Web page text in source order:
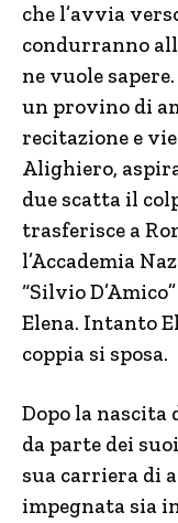
che l’avvia
condurranno
ne vuole
un provino di
recitazione e
Alighiero,
due scatta il
trasferisce a
l’Accademia
“Silvio
Elena. Intanto
coppia si sposa.
Dopo la nascita
da parte dei
sua carriera di
impegnata sia